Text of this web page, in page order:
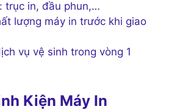
trục in, đầu phun,…
lượng máy in trước khi giao
vụ vệ sinh trong vòng 1
Kiện Máy In